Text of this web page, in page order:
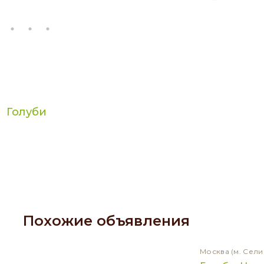
Голуби
Похожие объявления
Москва (м.